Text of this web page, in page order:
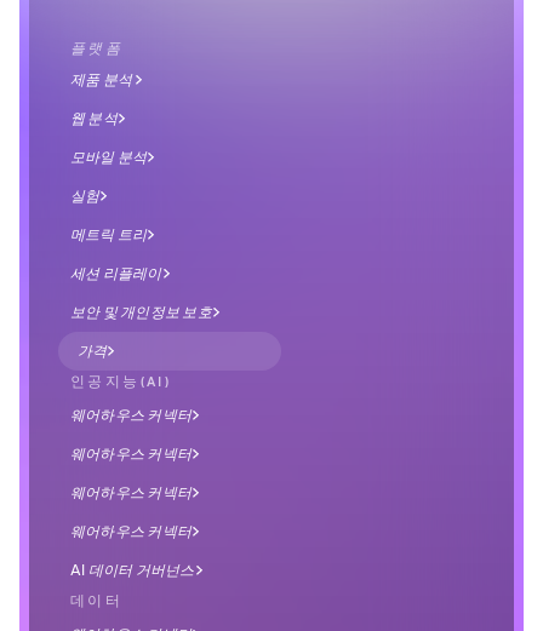
플랫폼
제품 분석
웹 분석
모바일 분석
실험
메트릭 트리
세션 리플레이
보안 및 개인정보 보호
가격
인공지능(AI)
웨어하우스 커넥터
웨어하우스 커넥터
웨어하우스 커넥터
웨어하우스 커넥터
AI 데이터 거버넌스
데이터